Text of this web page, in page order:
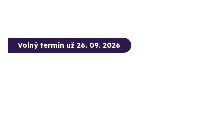
Volný termín už 26. 09. 2026